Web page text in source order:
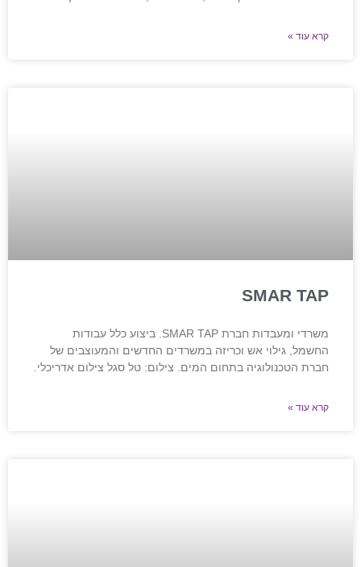
קרא עוד »
SMAR TAP
משרדי ומעבדות חברת SMAR TAP. ביצוע כלל עבודות
החשמל, גילוי אש וכריזה במשרדים החדשים והמעוצבים של
חברת הטכנולוגיה בתחום המים. צילום: טל סגל צילום אדריכלי.
קרא עוד »